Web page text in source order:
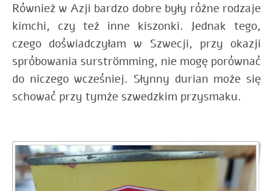
Również w Azji bardzo dobre były różne rodzaje
kimchi, czy też inne kiszonki. Jednak tego,
czego doświadczyłam w Szwecji, przy okazji
spróbowania surströmming, nie mogę porównać
do niczego wcześniej. Słynny durian może się
schować przy tymże szwedzkim przysmaku.